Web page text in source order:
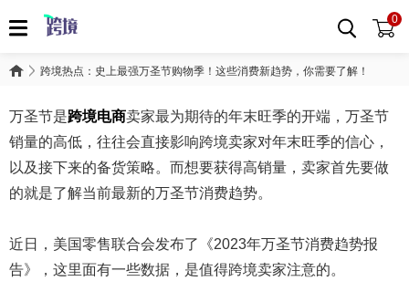
0
跨境热点：史上最强万圣节购物季！这些消费新趋势，你需要了解！
万圣节是跨境电商卖家最为期待的年末旺季的开端，万圣节
销量的高低，往往会直接影响跨境卖家对年末旺季的信心，
以及接下来的备货策略。而想要获得高销量，卖家首先要做
的就是了解当前最新的万圣节消费趋势。
近日，美国零售联合会发布了《2023年万圣节消费趋势报
告》，这里面有一些数据，是值得跨境卖家注意的。